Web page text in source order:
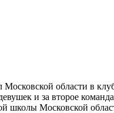
Московской области в
и за второе
школы Московской